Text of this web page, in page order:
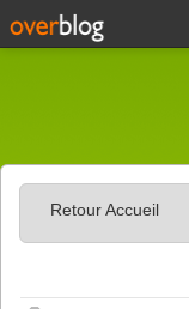
Retour Accueil